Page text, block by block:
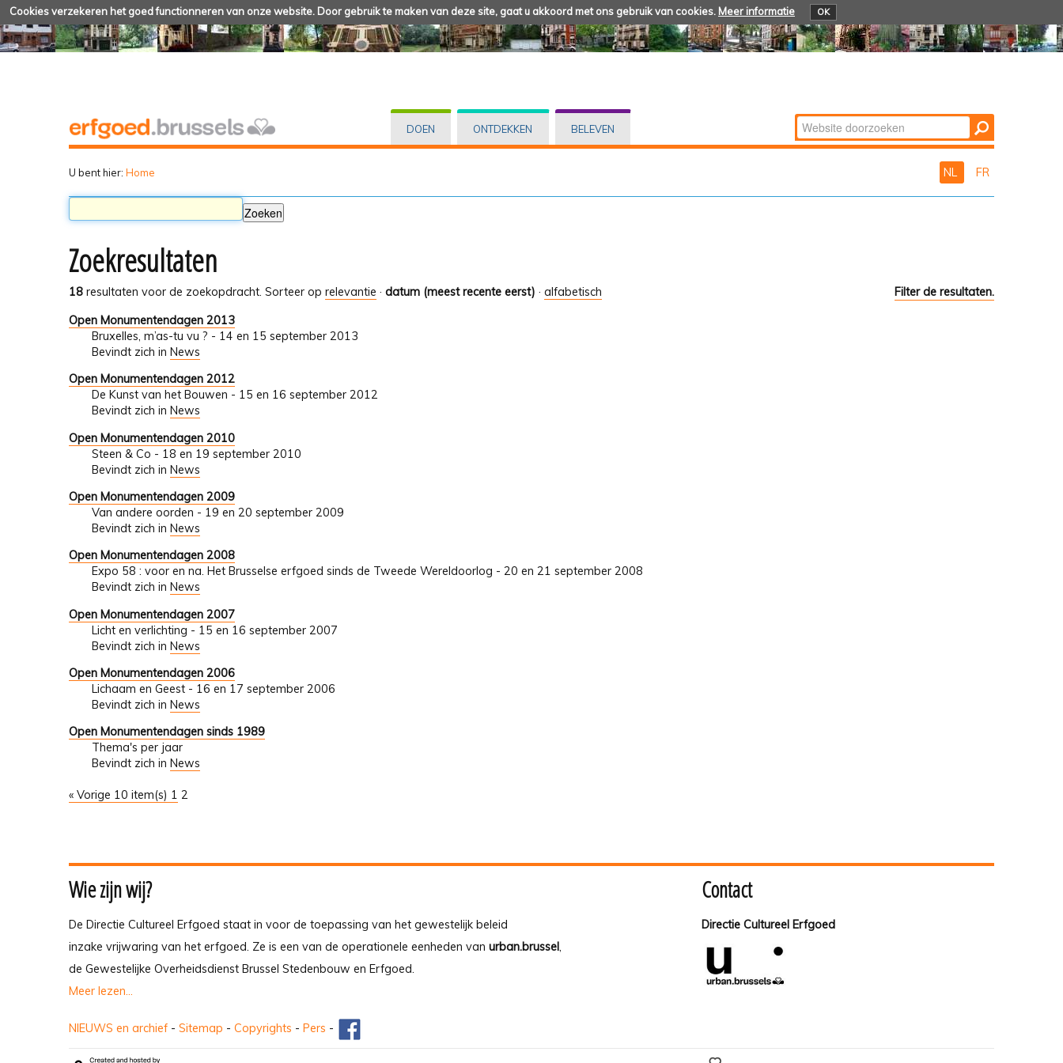
Cookies verzekeren het goed functionneren van onze website. Door gebruik te maken van deze site, gaat u akkoord met ons gebruik van cookies. Meer informatie OK
DOEN ONTDEKKEN BELEVEN Zoek
Geavanceerd
U bent hier: Home NL FR
Zoekresultaten
18 resultaten voor de zoekopdracht. Filter de resultaten.
Sorteer op relevantie · datum (meest recente eerst) · alfabetisch
Open Monumentendagen 2013
Bruxelles, m’as-tu vu ? - 14 en 15 september 2013
Bevindt zich in News
Open Monumentendagen 2012
De Kunst van het Bouwen - 15 en 16 september 2012
Bevindt zich in News
Open Monumentendagen 2010
Steen & Co - 18 en 19 september 2010
Bevindt zich in News
Open Monumentendagen 2009
Van andere oorden - 19 en 20 september 2009
Bevindt zich in News
Open Monumentendagen 2008
Expo 58 : voor en na. Het Brusselse erfgoed sinds de Tweede Wereldoorlog - 20 en 21 september 2008
Bevindt zich in News
Open Monumentendagen 2007
Licht en verlichting - 15 en 16 september 2007
Bevindt zich in News
Open Monumentendagen 2006
Lichaam en Geest - 16 en 17 september 2006
Bevindt zich in News
Open Monumentendagen sinds 1989
Thema's per jaar
Bevindt zich in News
« Vorige 10 item(s) 1 2
Wie zijn wij?
De Directie Cultureel Erfgoed staat in voor de toepassing van het gewestelijk beleid
inzake vrijwaring van het erfgoed. Ze is een van de operationele eenheden van urban.brussel,
de Gewestelijke Overheidsdienst Brussel Stedenbouw en Erfgoed.
Meer lezen...
Contact
Directie Cultureel Erfgoed
NIEUWS en archief - Sitemap - Copyrights - Pers -